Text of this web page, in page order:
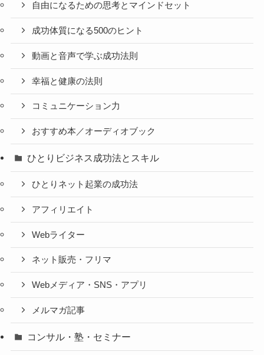
自由になるための思考とマインドセット
成功体質になる500のヒント
動画と音声で学ぶ成功法則
幸福と健康の法則
コミュニケーション力
おすすめ本／オーディオブック
ひとりビジネス成功法とスキル
ひとりネット起業の成功法
アフィリエイト
Webライター
ネット販売・フリマ
Webメディア・SNS・アプリ
メルマガ記事
コンサル・塾・セミナー